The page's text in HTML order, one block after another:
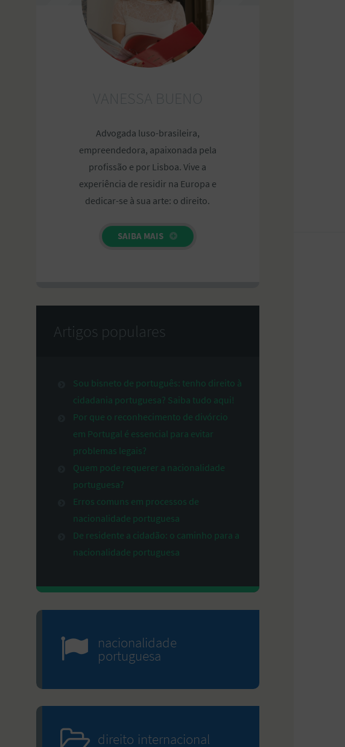
Advogada luso-brasileira,
empreendedora, apaixonada pela
profissão e por Lisboa. Vive a
experiência de residir na Europa e
dedicar-se à sua arte: o direito.
SAIBA MAIS
Artigos populares
Sou bisneto de português: tenho direito à
cidadania portuguesa? Saiba tudo aqui!
Por que o reconhecimento de divórcio
em Portugal é essencial para evitar
problemas legais?
Quem pode requerer a nacionalidade
portuguesa?
Erros comuns em processos de
nacionalidade portuguesa
De residente a cidadão: o caminho para a
nacionalidade portuguesa
nacionalidade
portuguesa
direito internacional